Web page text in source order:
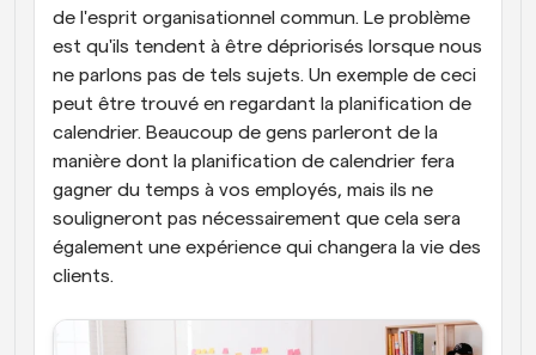
de l'esprit organisationnel commun. Le problème
est qu'ils tendent à être dépriorisés lorsque nous
ne parlons pas de tels sujets. Un exemple de ceci
peut être trouvé en regardant la planification de
calendrier. Beaucoup de gens parleront de la
manière dont la planification de calendrier fera
gagner du temps à vos employés, mais ils ne
souligneront pas nécessairement que cela sera
également une expérience qui changera la vie des
clients.